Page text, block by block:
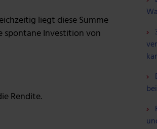
liegt diese Summe
spontane Investition von
Rendite.